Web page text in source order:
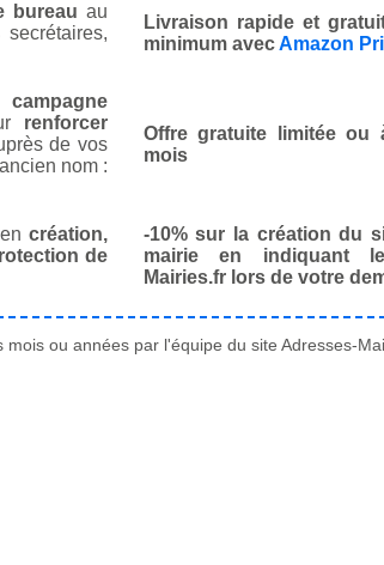
bureau au
secrétaires,
Livraison rapide et
minimum avecAmazon
renforcer
de vos
nom :
Offre gratuite limitée
mois
création,
de
-10% sur la création du
mairie en indiquant
Mairies.fr lors de votre
ou années par l'équipe du site Adresses-